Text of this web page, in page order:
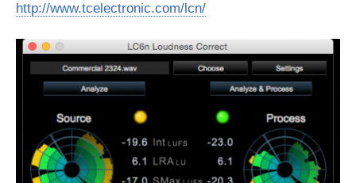
http://www.tcelectronic.com/lcn/